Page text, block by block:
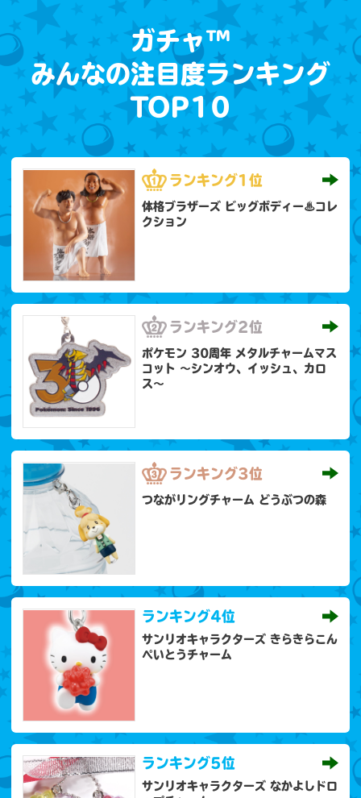
ガチャ™
みんなの注目度ランキング
TOP10
ランキング1位
体格ブラザーズ ビッグボディー♨コレ
クション
ランキング2位
ポケモン 30周年 メタルチャームマス
コット 〜シンオウ、イッシュ、カロ
ス〜
ランキング3位
つながリングチャーム どうぶつの森
ランキング4位
サンリオキャラクターズ きらきらこん
ぺいとうチャーム
ランキング5位
サンリオキャラクターズ なかよしドロ